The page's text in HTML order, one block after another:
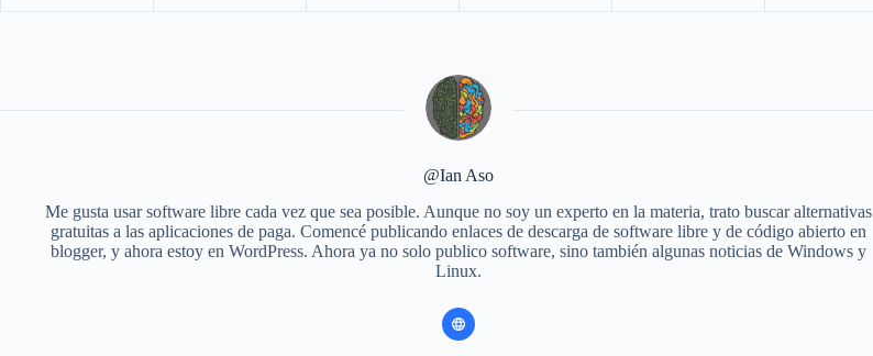
@Ian Aso
Me gusta usar software libre cada vez que sea posible. Aunque no soy un experto en la materia, trato buscar alternativas
gratuitas a las aplicaciones de paga. Comencé publicando enlaces de descarga de software libre y de código abierto en
blogger, y ahora estoy en WordPress. Ahora ya no solo publico software, sino también algunas noticias de Windows y
Linux.